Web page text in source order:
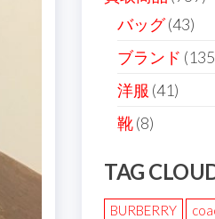
バッグ(43)
ブランド
洋服 (41)
靴(8)
TAG
BURBERRY